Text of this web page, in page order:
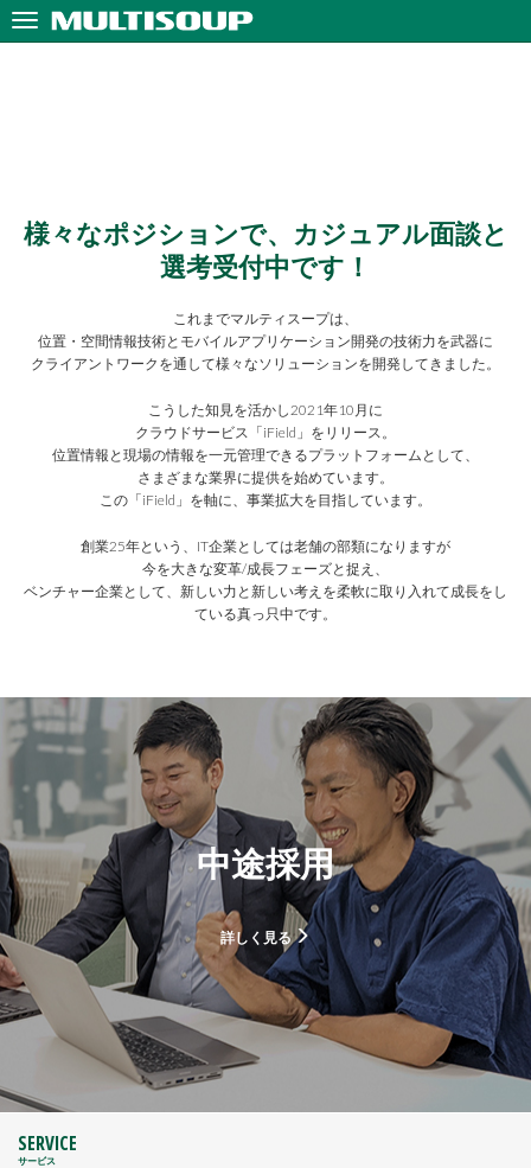
様々なポジションで、カジュアル面談と
選考受付中です！
これまでマルティスープは、
位置・空間情報技術とモバイルアプリケーション開発の技術力を武器に
クライアントワークを通して様々なソリューションを開発してきました。
こうした知見を活かし2021年10月に
クラウドサービス「iField」をリリース。
位置情報と現場の情報を一元管理できるプラットフォームとして、
さまざまな業界に提供を始めています。
この「iField」を軸に、事業拡大を目指しています。
創業25年という、IT企業としては老舗の部類になりますが
今を大きな変革/成長フェーズと捉え、
ベンチャー企業として、新しい力と新しい考えを柔軟に取り入れて成長をし
ている真っ只中です。
中途採用
詳しく見る
SERVICE
サービス